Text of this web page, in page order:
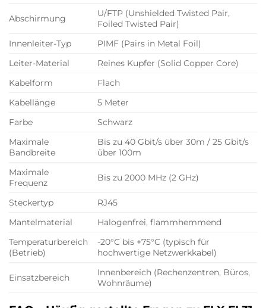
Abschirmung
U/FTP (Unshielded Twisted Pair,
Foiled Twisted Pair)
Innenleiter-Typ
PIMF (Pairs in Metal Foil)
Leiter-Material
Reines Kupfer (Solid Copper Core)
Kabelform
Flach
Kabellänge
5 Meter
Farbe
Schwarz
Maximale
Bandbreite
Bis zu 40 Gbit/s über 30m / 25 Gbit/s
über 100m
Maximale
Frequenz
Bis zu 2000 MHz (2 GHz)
Steckertyp
RJ45
Mantelmaterial
Halogenfrei, flammhemmend
Temperaturbereich
(Betrieb)
-20°C bis +75°C (typisch für
hochwertige Netzwerkkabel)
Einsatzbereich
Innenbereich (Rechenzentren, Büros,
Wohnräume)